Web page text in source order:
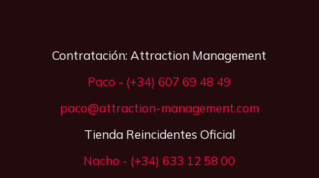
Contratación: Attraction Management
Paco - (+34) 607 69 48 49
paco@attraction-management.com
Tienda Reincidentes Oficial
Nacho - (+34) 633 12 58 00